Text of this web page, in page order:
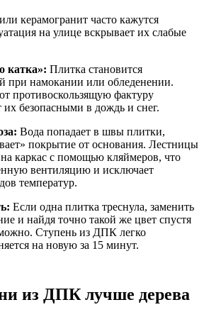
керамогранит часто кажутся
на улице вскрывает их слабые
катка»: Плитка становится
при намокании или обледенении.
противоскользящую фактуру
их безопасными в дождь и снег.
Вода попадает в швы плитки,
покрытие от основания. Лестницы
каркас с помощью кляймеров, что
вентиляцию и исключает
температур.
Если одна плитка треснула, заменить
и найдя точно такой же цвет спустя
Ступень из ДПК легко
на новую за 15 минут.
из ДПК лучше дерева